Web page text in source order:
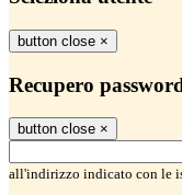
button close ×
Recupero
button close ×
all'indirizzo indicato con le